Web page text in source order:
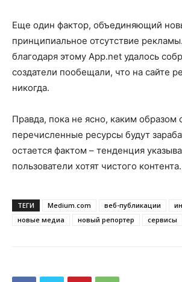
Еще один фактор, объединяющий
принципиальное отсутствие
благодаря этому App.net удалось
создатели пообещали, что на сайте
никогда.
Правда, пока не ясно, каким образом
перечисленные ресурсы будут
остается фактом – тенденция
пользователи хотят чистого контента.
ТЕГИ Medium.com веб-публикации
новые медиа
новый репортер сервисы